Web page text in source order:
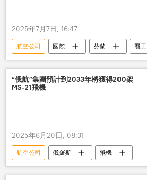
2025年7月7日, 16:47
航空公司 國際 芬蘭 罷工
“俄航”集團預計到2033年將獲得200架
MS-21飛機
2025年6月20日, 08:31
航空公司 俄羅斯
飛機
聖彼得堡國際經濟論壇
MS-21客機